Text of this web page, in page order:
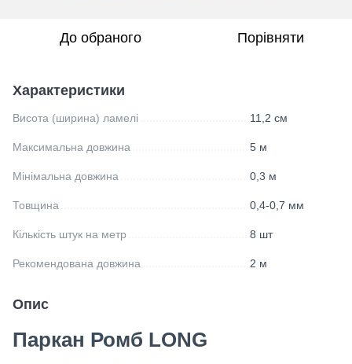
До обраного Порівняти
Характеристики
Висота (ширина) ламелі 11,2 см
Максимальна довжина 5 м
Мінімальна довжина 0,3 м
Товщина 0,4-0,7 мм
Кількість штук на метр 8 шт
Рекомендована довжина 2 м
Опис
Паркан Ромб LONG